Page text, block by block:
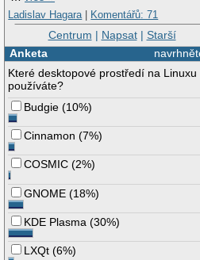
Ladislav Hagara | Komentářů: 71
Centrum | Napsat| Starší
Anketa
Které desktopové prostředí na Linuxu
používáte?
Budgie (10%)
Cinnamon (7%)
COSMIC (2%)
GNOME (18%)
KDE Plasma (30%)
LXQt (6%)